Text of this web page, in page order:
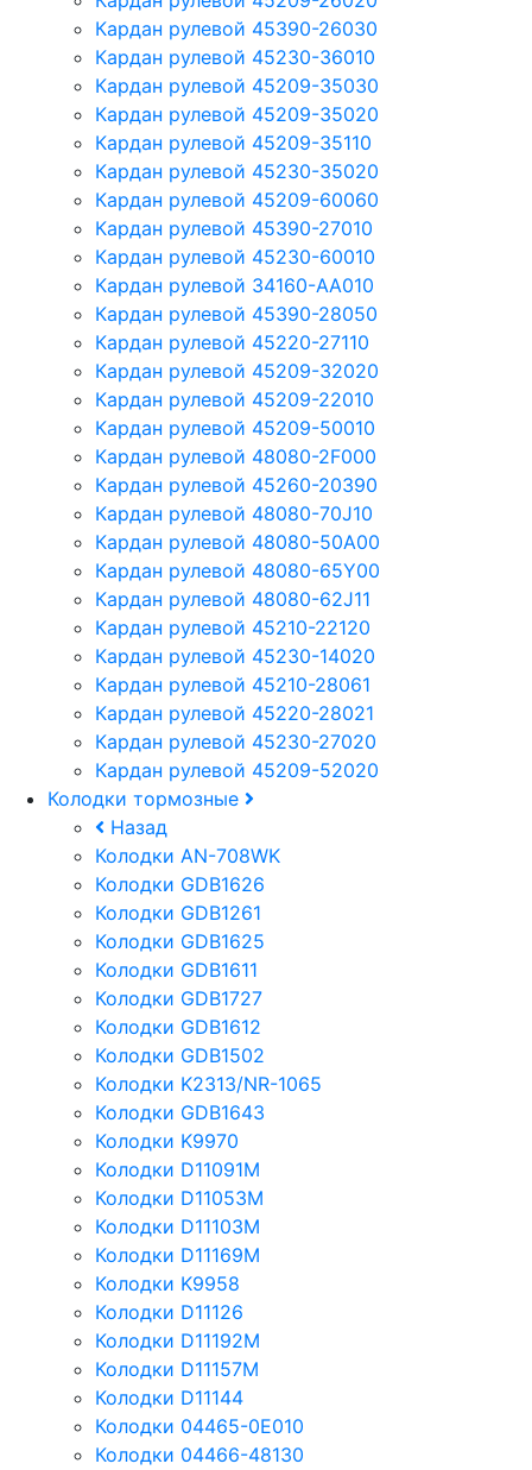
Кардан рулевой 45390-26030
Кардан рулевой 45230-36010
Кардан рулевой 45209-35030
Кардан рулевой 45209-35020
Кардан рулевой 45209-35110
Кардан рулевой 45230-35020
Кардан рулевой 45209-60060
Кардан рулевой 45390-27010
Кардан рулевой 45230-60010
Кардан рулевой 34160-AA010
Кардан рулевой 45390-28050
Кардан рулевой 45220-27110
Кардан рулевой 45209-32020
Кардан рулевой 45209-22010
Кардан рулевой 45209-50010
Кардан рулевой 48080-2F000
Кардан рулевой 45260-20390
Кардан рулевой 48080-70J10
Кардан рулевой 48080-50A00
Кардан рулевой 48080-65Y00
Кардан рулевой 48080-62J11
Кардан рулевой 45210-22120
Кардан рулевой 45230-14020
Кардан рулевой 45210-28061
Кардан рулевой 45220-28021
Кардан рулевой 45230-27020
Кардан рулевой 45209-52020
Колодки тормозные
Назад
Колодки AN-708WK
Колодки GDB1626
Колодки GDB1261
Колодки GDB1625
Колодки GDB1611
Колодки GDB1727
Колодки GDB1612
Колодки GDB1502
Колодки K2313/NR-1065
Колодки GDB1643
Колодки K9970
Колодки D11091M
Колодки D11053M
Колодки D11103M
Колодки D11169M
Колодки K9958
Колодки D11126
Колодки D11192M
Колодки D11157M
Колодки D11144
Колодки 04465-0E010
Колодки 04466-48130